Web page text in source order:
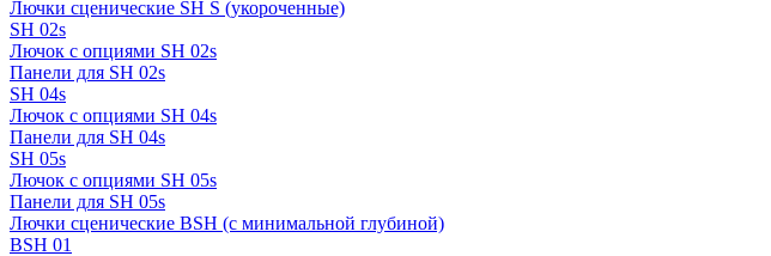
Лючки сценические SH S (укороченные)
SH 02s
Лючок с опциями SH 02s
Панели для SH 02s
SH 04s
Лючок с опциями SH 04s
Панели для SH 04s
SH 05s
Лючок с опциями SH 05s
Панели для SH 05s
Лючки сценические BSH (с минимальной глубиной)
BSH 01